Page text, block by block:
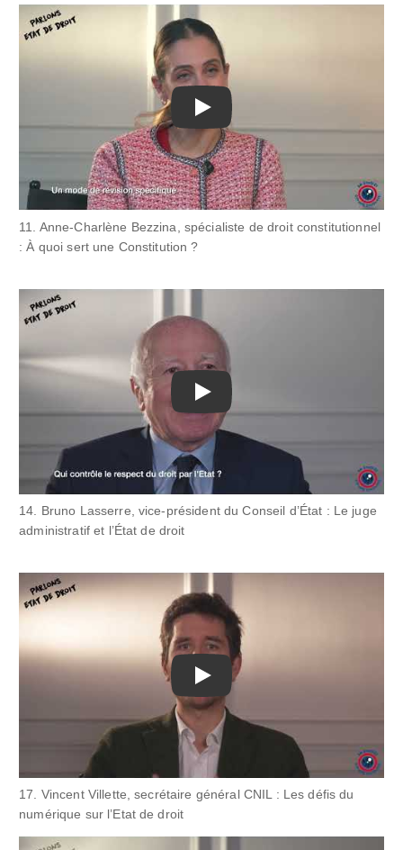
Play
11. Anne-Charlène Bezzina, spécialiste de droit constitutionnel
: À quoi sert une Constitution ?
Play
14. Bruno Lasserre, vice-président du Conseil d’État : Le juge
administratif et l’État de droit
Play
17. Vincent Villette, secrétaire général CNIL : Les défis du
numérique sur l’Etat de droit